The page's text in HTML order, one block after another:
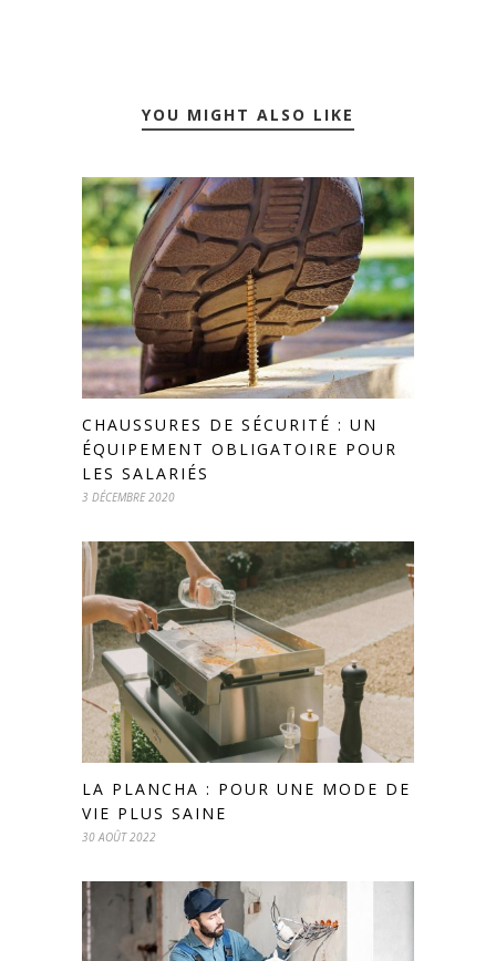
YOU MIGHT ALSO LIKE
CHAUSSURES DE SÉCURITÉ : UN
ÉQUIPEMENT OBLIGATOIRE POUR
LES SALARIÉS
3 DÉCEMBRE 2020
LA PLANCHA : POUR UNE MODE DE
VIE PLUS SAINE
30 AOÛT 2022